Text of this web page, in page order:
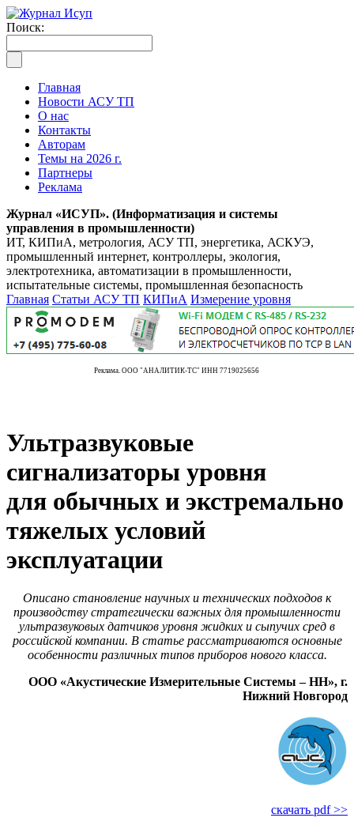
Поиск:
Главная
Новости АСУ ТП
О нас
Контакты
Авторам
Темы на 2026 г.
Партнеры
Реклама
Журнал «ИСУП». (Информатизация и системы
управления в промышленности)
ИТ, КИПиА, метрология, АСУ ТП, энергетика, АСКУЭ,
промышленный интернет, контроллеры, экология,
электротехника, автоматизации в промышленности,
испытательные системы, промышленная безопасность
Главная Статьи АСУ ТП КИПиА Измерение уровня
Реклама. ООО "АНАЛИТИК-ТС" ИНН 7719025656
Ультразвуковые
сигнализаторы уровня
для обычных и экстремально
тяжелых условий
эксплуатации
Описано становление научных и технических подходов к
производству стратегически важных для промышленности
ультразвуковых датчиков уровня жидких и сыпучих сред в
российской компании. В статье рассматриваются основные
особенности различных типов приборов нового класса.
ООО «Акустические Измерительные Системы – НН», г.
Нижний Новгород
скачать pdf >>